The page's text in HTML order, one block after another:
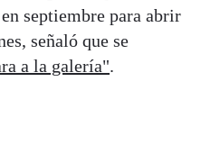
septiembre para abrir
señaló que se
a la galería".